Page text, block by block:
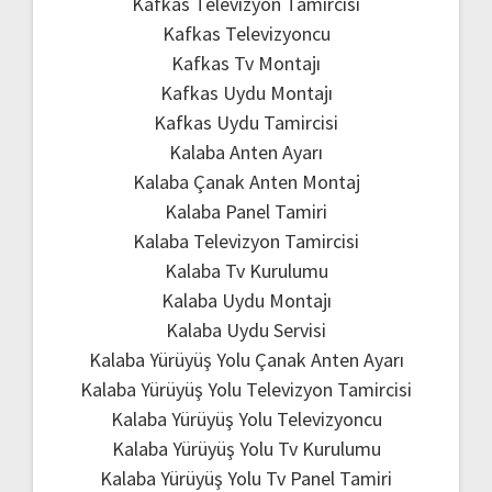
Kafkas Televizyoncu
Kafkas Tv Montajı
Kafkas Uydu Montajı
Kafkas Uydu Tamircisi
Kalaba Anten Ayarı
Kalaba Çanak Anten Montaj
Kalaba Panel Tamiri
Kalaba Televizyon Tamircisi
Kalaba Tv Kurulumu
Kalaba Uydu Montajı
Kalaba Uydu Servisi
Kalaba Yürüyüş Yolu Çanak Anten Ayarı
Kalaba Yürüyüş Yolu Televizyon Tamircisi
Kalaba Yürüyüş Yolu Televizyoncu
Kalaba Yürüyüş Yolu Tv Kurulumu
Kalaba Yürüyüş Yolu Tv Panel Tamiri